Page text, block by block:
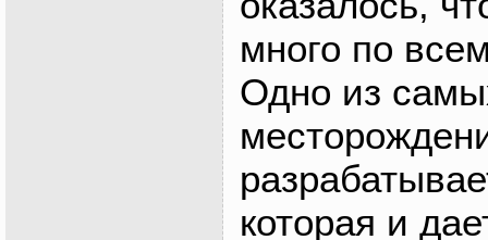
много по
Одно из
которая и